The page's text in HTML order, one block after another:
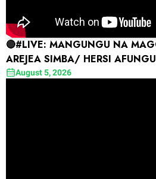
🔴#LIVE: MANGUNGU NA
AREJEA SIMBA/ HERSI
COMARA, AMTAKA FEISAL
August 5, 2026